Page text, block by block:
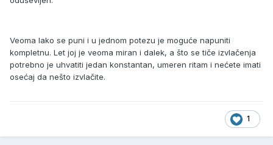
Veoma lako se puni i u jednom potezu je moguće napuniti
kompletnu. Let joj je veoma miran i dalek, a što se tiče izvlačenja
potrebno je uhvatiti jedan konstantan, umeren ritam i nećete imati
osećaj da nešto izvlačite.
1